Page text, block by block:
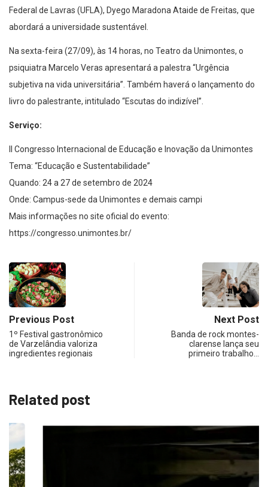
Federal de Lavras (UFLA), Dyego Maradona Ataide de Freitas, que
abordará a universidade sustentável.
Na sexta-feira (27/09), às 14 horas, no Teatro da Unimontes, o
psiquiatra Marcelo Veras apresentará a palestra “Urgência
subjetiva na vida universitária”. Também haverá o lançamento do
livro do palestrante, intitulado “Escutas do indizível”.
Serviço:
II Congresso Internacional de Educação e Inovação da Unimontes
Tema: “Educação e Sustentabilidade”
Quando: 24 a 27 de setembro de 2024
Onde: Campus-sede da Unimontes e demais campi
Mais informações no site oficial do evento:
https://congresso.unimontes.br/
Previous Post
1º Festival gastronômico
de Varzelândia valoriza
ingredientes regionais
Next Post
Banda de rock montes-
clarense lança seu
primeiro trabalho…
Related post